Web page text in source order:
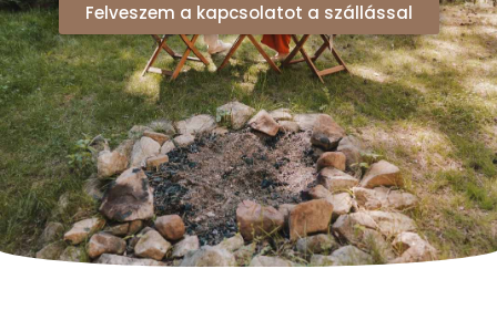
Felveszem a kapcsolatot a szállással